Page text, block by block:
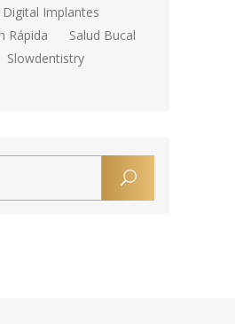
Implantes
Rápida
Salud Bucal
Slowdentistry